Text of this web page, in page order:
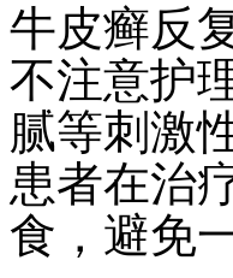
牛皮癣反
不注意护
腻等刺激
患者在治
食，避免